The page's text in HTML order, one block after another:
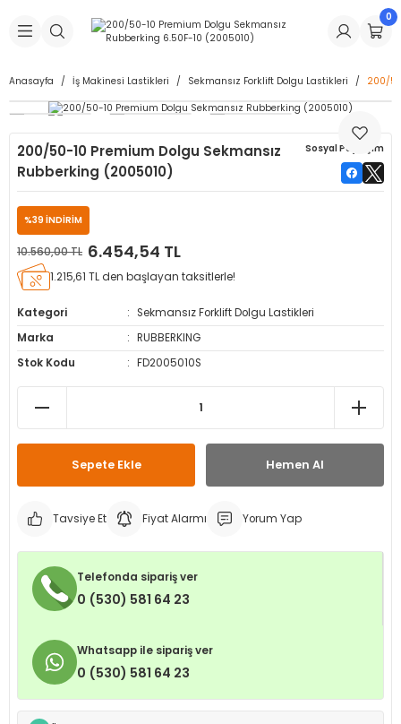
Geri Dön
Makineleri
Geri Dön
Dolgu Lastikleri
Dolgu Lastikleri
Geri Dön
İç Lastikleri
Geri Dön
Geri Dön
& Sibop İlaveleri
Kapağı
Geri Dön
Spreyler
Geri Dön
Makinesi Yedek Parçaları
Yedek Parçaları
0
Anasayfa İş Makinesi Lastikleri Sekmansız Forklift Dolgu Lastikleri 200/
200/50-10 Premium Dolgu Sekmansız
Rubberking (2005010)
Sosyal Paylaşım
%39 İNDİRİM
10.560,00 TL 6.454,54 TL
1.215,61 TL den başlayan taksitlerle!
Kategori
Sekmansız Forklift Dolgu Lastikleri
Marka
RUBBERKING
Stok Kodu
FD2005010S
Sepete Ekle Hemen Al
Tavsiye Et Fiyat Alarmı Yorum Yap
Telefonda sipariş ver
0 (530) 581 64 23
Whatsapp ile sipariş ver
0 (530) 581 64 23